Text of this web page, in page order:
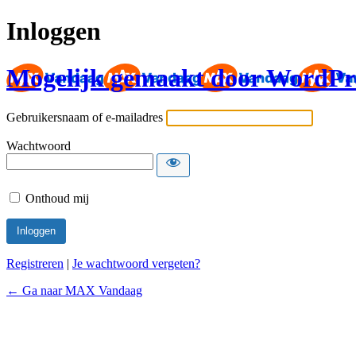
Inloggen
Mogelijk gemaakt door
Gebruikersnaam of e-mailadres
Wachtwoord
Onthoud mij
Registreren | Je wachtwoord vergeten?
← Ga naar MAX Vandaag